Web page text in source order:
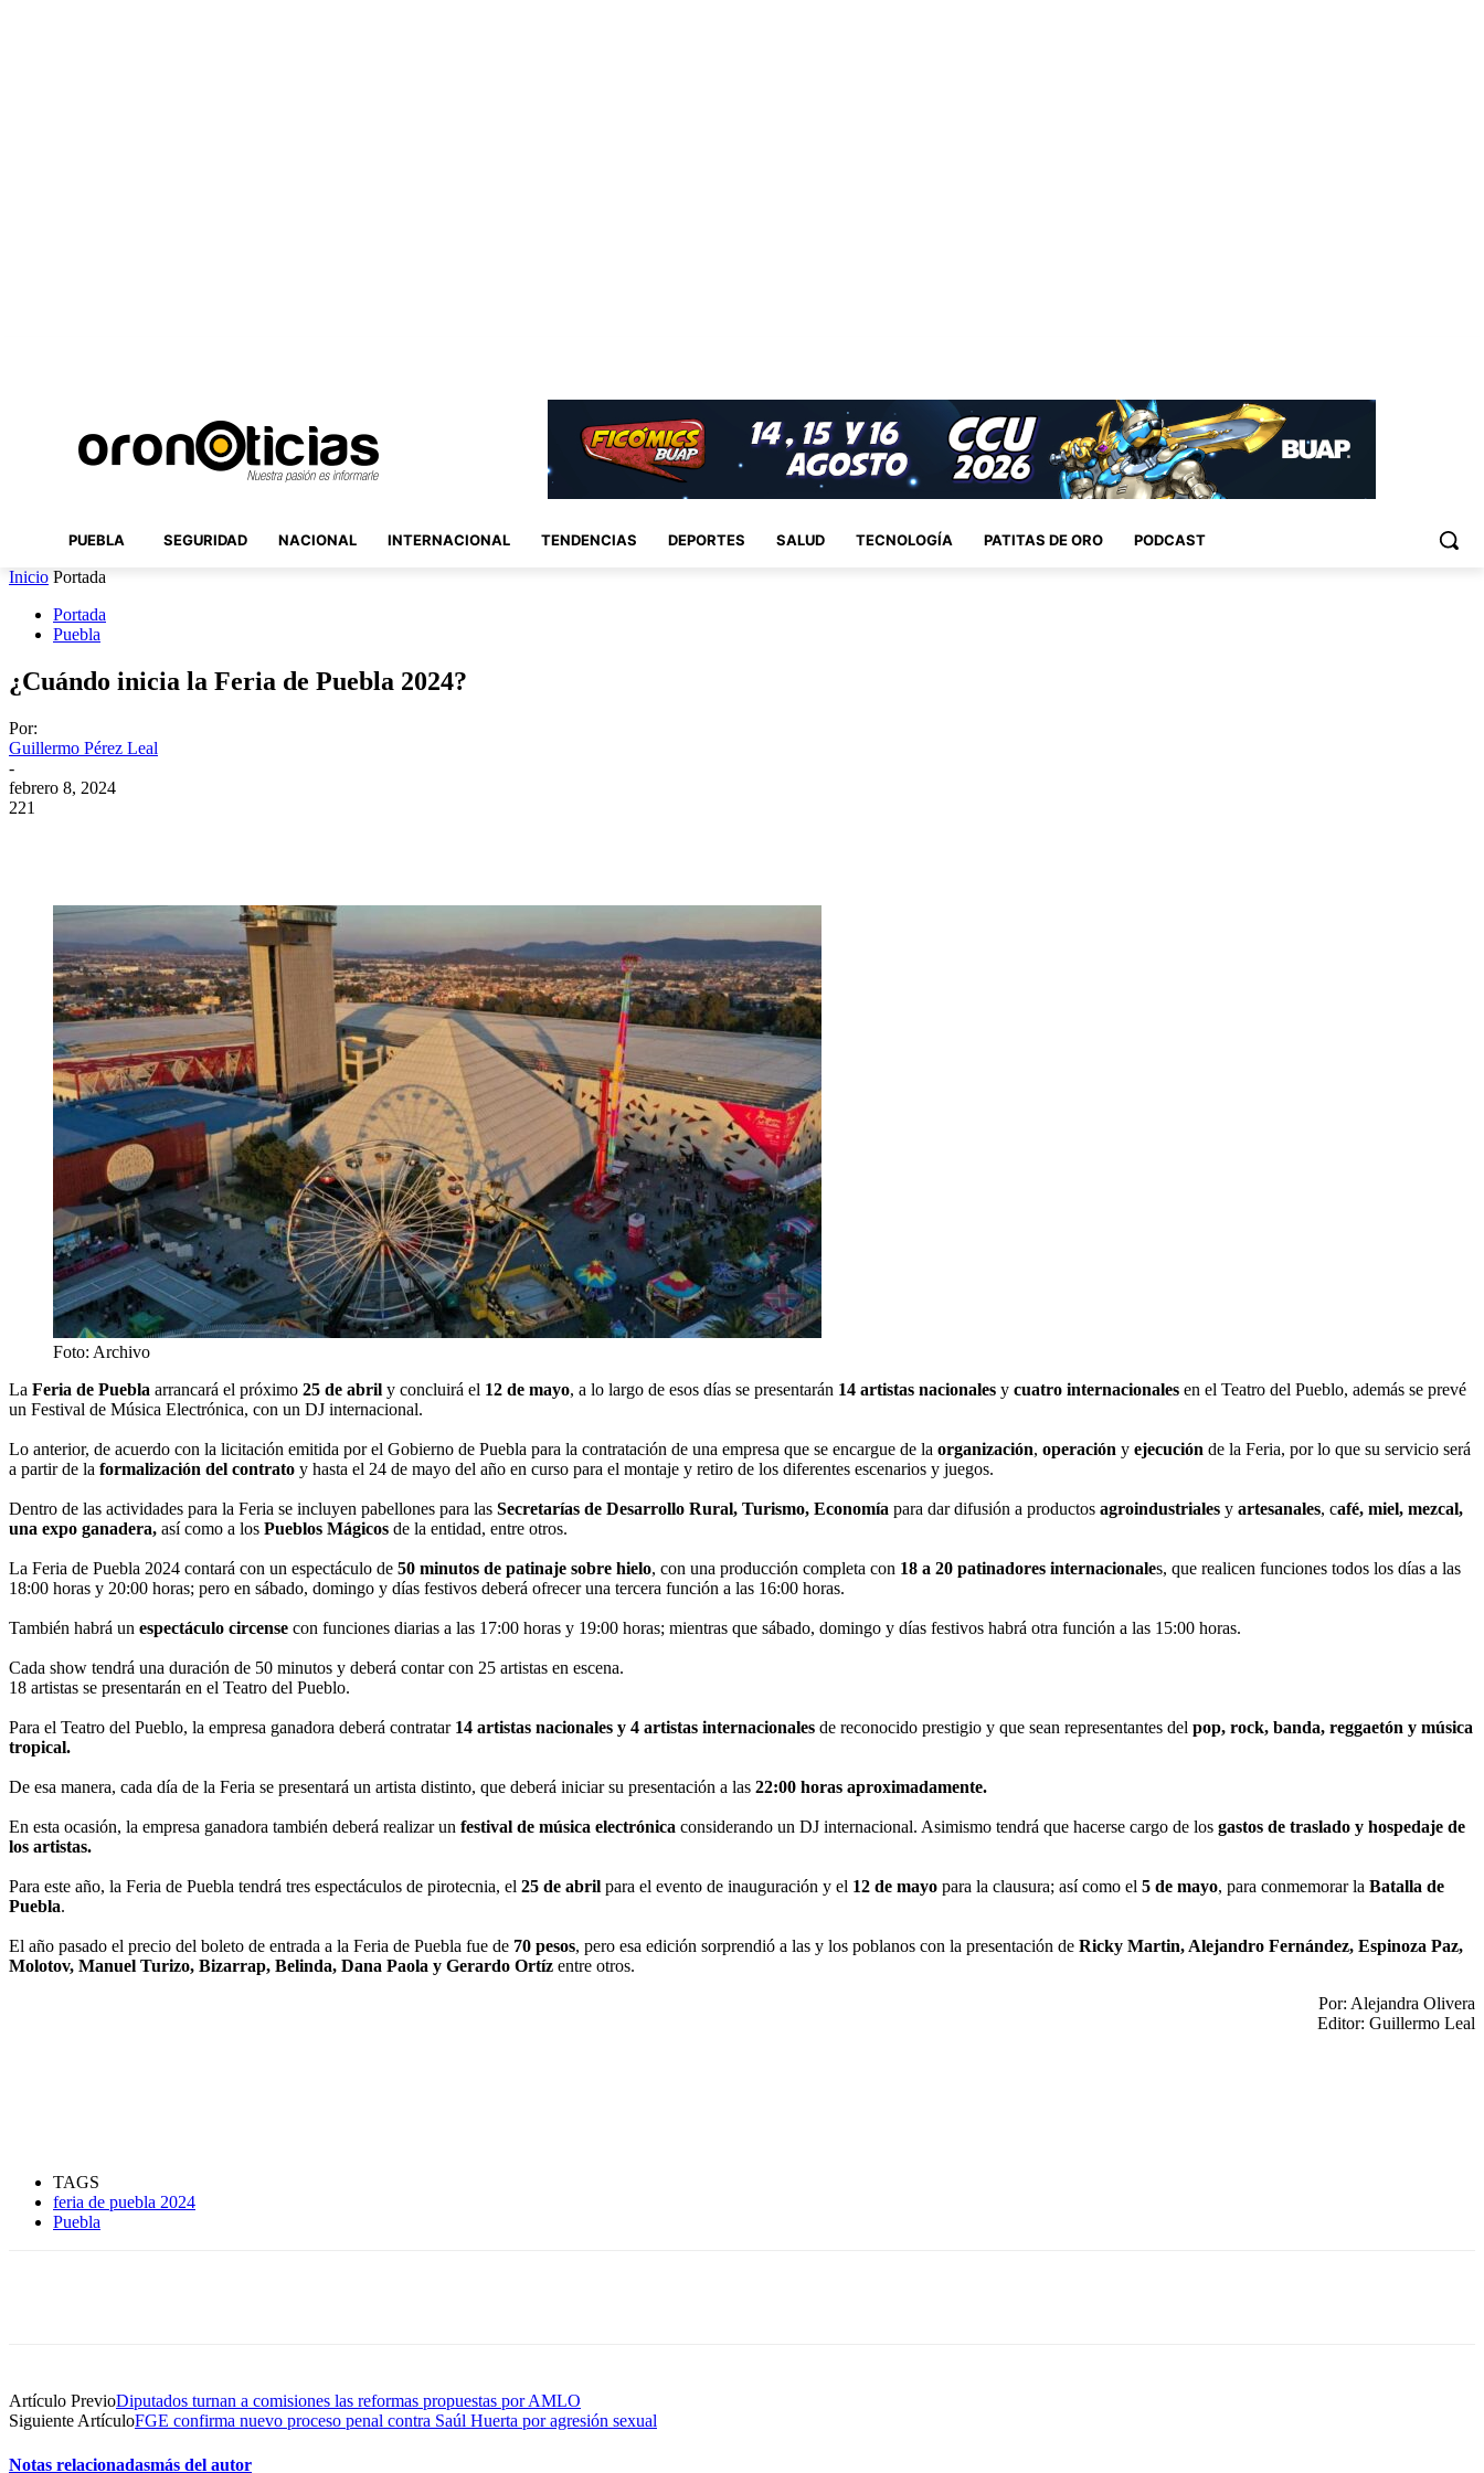
PUEBLA SEGURIDAD NACIONAL INTERNACIONAL TENDENCIAS DEPORTES SALUD TECNOLOGÍA PATITAS DE ORO PODCAST
Inicio Portada
Portada
Puebla
¿Cuándo inicia la Feria de Puebla 2024?
Por:
Guillermo Pérez Leal
-
febrero 8, 2024
221
Foto: Archivo
La Feria de Puebla arrancará el próximo 25 de abril y concluirá el 12 de mayo, a lo largo de esos días se presentarán 14 artistas nacionales y cuatro internacionales en el Teatro del Pueblo, además se prevé
un Festival de Música Electrónica, con un DJ internacional.
Lo anterior, de acuerdo con la licitación emitida por el Gobierno de Puebla para la contratación de una empresa que se encargue de la organización, operación y ejecución de la Feria, por lo que su servicio será
a partir de la formalización del contrato y hasta el 24 de mayo del año en curso para el montaje y retiro de los diferentes escenarios y juegos.
Dentro de las actividades para la Feria se incluyen pabellones para las Secretarías de Desarrollo Rural, Turismo, Economía para dar difusión a productos agroindustriales y artesanales, café, miel, mezcal,
una expo ganadera, así como a los Pueblos Mágicos de la entidad, entre otros.
La Feria de Puebla 2024 contará con un espectáculo de 50 minutos de patinaje sobre hielo, con una producción completa con 18 a 20 patinadores internacionales, que realicen funciones todos los días a las
18:00 horas y 20:00 horas; pero en sábado, domingo y días festivos deberá ofrecer una tercera función a las 16:00 horas.
También habrá un espectáculo circense con funciones diarias a las 17:00 horas y 19:00 horas; mientras que sábado, domingo y días festivos habrá otra función a las 15:00 horas.
Cada show tendrá una duración de 50 minutos y deberá contar con 25 artistas en escena.
18 artistas se presentarán en el Teatro del Pueblo.
Para el Teatro del Pueblo, la empresa ganadora deberá contratar14 artistas nacionales y 4 artistas internacionales de reconocido prestigio y que sean representantes del pop, rock, banda, reggaetón y música
tropical.
De esa manera, cada día de la Feria se presentará un artista distinto, que deberá iniciar su presentación a las 22:00 horas aproximadamente.
En esta ocasión, la empresa ganadora también deberá realizar un festival de música electrónica considerando un DJ internacional. Asimismo tendrá que hacerse cargo de los gastos de traslado y hospedaje de
los artistas.
Para este año, la Feria de Puebla tendrá tres espectáculos de pirotecnia, el 25 de abril para el evento de inauguración y el 12 de mayo para la clausura; así como el 5 de mayo, para conmemorar la Batalla de
Puebla.
El año pasado el precio del boleto de entrada a la Feria de Puebla fue de 70 pesos, pero esa edición sorprendió a las y los poblanos con la presentación de Ricky Martin, Alejandro Fernández, Espinoza Paz,
Molotov, Manuel Turizo, Bizarrap, Belinda, Dana Paola y Gerardo Ortíz entre otros.
Por: Alejandra Olivera
Editor: Guillermo Leal
TAGS
feria de puebla 2024
Puebla
Artículo PrevioDiputados turnan a comisiones las reformas propuestas por AMLO
Siguiente ArtículoFGE confirma nuevo proceso penal contra Saúl Huerta por agresión sexual
Notas relacionadasmás del autor